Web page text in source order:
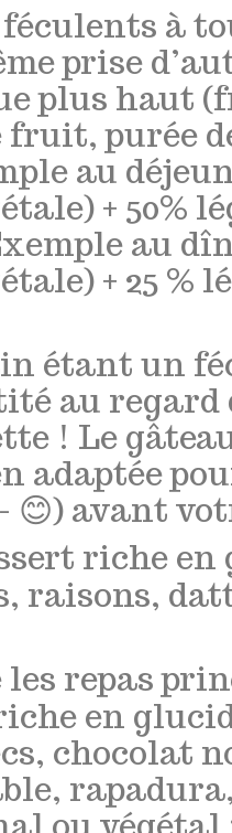
à
prise
plus haut
fruit, purée
au
+ 50%
au
+ 25 %
étant un
au regard
! Le
adaptée
😊) avant
riche en
raisons,
repas
en
chocolat